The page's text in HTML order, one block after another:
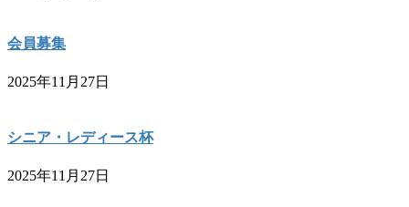
会員募集
2025年11月27日
シニア・レディース杯
2025年11月27日